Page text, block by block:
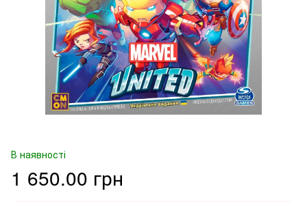
В наявності
1 650.00 грн